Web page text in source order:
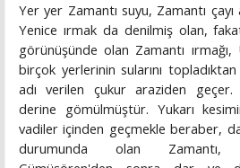
Yer yer Zamantı suyu, Zamantı çayı
Yenice ırmak da denilmiş olan,
görünüşünde olan Zamantı
birçok yerlerinin sularını
adı verilen çukur araziden
derine gömülmüştür. Yukarı
vadiler içinden geçmekle beraber,
durumunda olan Zamantı,